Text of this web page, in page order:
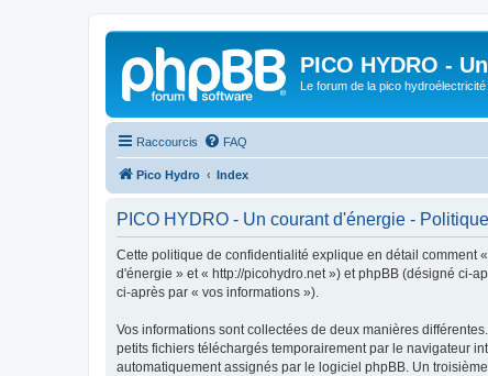
PICO HYDRO -
Le forum de la pico
Raccourcis FAQ
Pico Hydro Index
PICO HYDRO - Un courant d'énergie -
Cette politique de confidentialité explique en détail comment
d'énergie » et « http://picohydro.net ») et phpBB (désigné ci-
ci-après par « vos informations »).
Vos informations sont collectées de deux manières
petits fichiers téléchargés temporairement par le navigateur
automatiquement assignés par le logiciel phpBB. Un